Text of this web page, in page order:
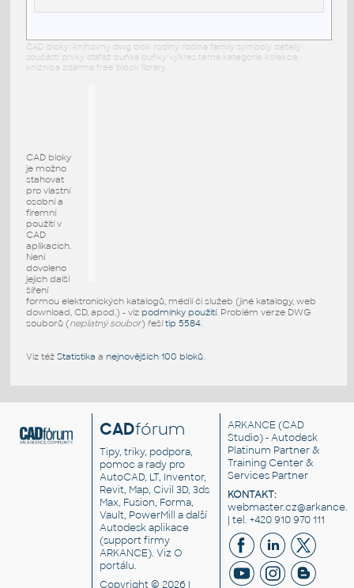
CAD bloky: knihovny dwg blok rodiny rodina family symboly detaily
součásti prvky stafáž buňka buňky výkres téma kategorie kolekce
knižnica zdarma free block library
CAD bloky
je možno
stahovat
pro vlastní
osobní a
firemní
použití v
CAD
aplikacích.
Není
dovoleno
jejich další
šíření
formou elektronických katalogů, médií či služeb (jiné katalogy, web
download, CD, apod.) - viz podmínky použití. Problém verze DWG
souborů (neplatný soubor) řešítip 5584.
Viz též Statistika a nejnovějších 100 bloků.
CADfórum
Tipy, triky, podpora,
pomoc a rady pro
AutoCAD, LT, Inventor,
Revit, Map, Civil 3D, 3ds
Max, Fusion, Forma,
Vault, PowerMill a další
Autodesk aplikace
(support firmy
ARKANCE). VizO
portálu.
Copyright © 2026 |
ARKANCE (CAD
Studio) - Autodesk
Platinum Partner &
Training Center &
Services Partner
KONTAKT:
| tel. +420 910 970 111